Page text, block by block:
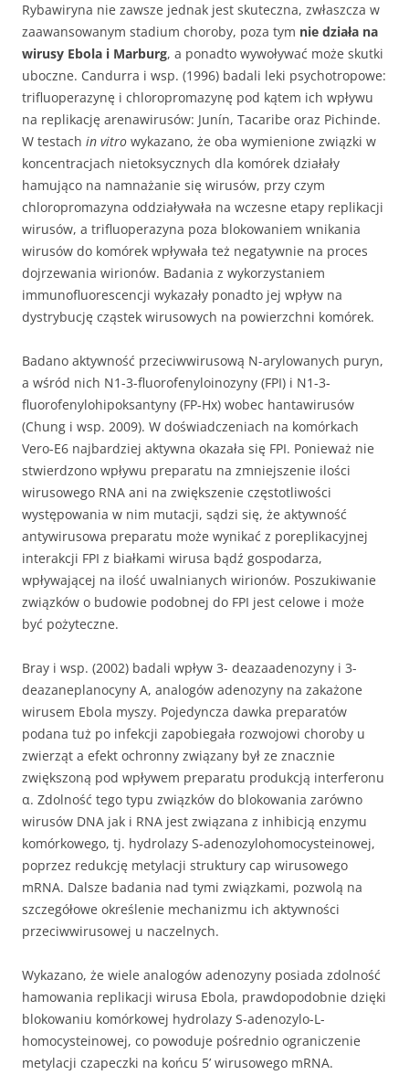
Rybawiryna nie zawsze jednak jest skuteczna, zwłaszcza w
zaawansowanym stadium choroby, poza tym nie działa na
wirusy Ebola i Marburg, a ponadto wywoływać może skutki
uboczne. Candurra i wsp. (1996) badali leki psychotropowe:
trifluoperazynę i chloropromazynę pod kątem ich wpływu
na replikację arenawirusów: Junín, Tacaribe oraz Pichinde.
W testach in vitro wykazano, że oba wymienione związki w
koncentracjach nietoksycznych dla komórek działały
hamująco na namnażanie się wirusów, przy czym
chloropromazyna oddziaływała na wczesne etapy replikacji
wirusów, a trifluoperazyna poza blokowaniem wnikania
wirusów do komórek wpływała też negatywnie na proces
dojrzewania wirionów. Badania z wykorzystaniem
immunofluorescencji wykazały ponadto jej wpływ na
dystrybucję cząstek wirusowych na powierzchni komórek.
Badano aktywność przeciwwirusową N-arylowanych puryn,
a wśród nich N1-3-fluorofenyloinozyny (FPI) i N1-3-
fluorofenylohipoksantyny (FP-Hx) wobec hantawirusów
(Chung i wsp. 2009). W doświadczeniach na komórkach
Vero-E6 najbardziej aktywna okazała się FPI. Ponieważ nie
stwierdzono wpływu preparatu na zmniejszenie ilości
wirusowego RNA ani na zwiększenie częstotliwości
występowania w nim mutacji, sądzi się, że aktywność
antywirusowa preparatu może wynikać z poreplikacyjnej
interakcji FPI z białkami wirusa bądź gospodarza,
wpływającej na ilość uwalnianych wirionów. Poszukiwanie
związków o budowie podobnej do FPI jest celowe i może
być pożyteczne.
Bray i wsp. (2002) badali wpływ 3- deazaadenozyny i 3-
deazaneplanocyny A, analogów adenozyny na zakażone
wirusem Ebola myszy. Pojedyncza dawka preparatów
podana tuż po infekcji zapobiegała rozwojowi choroby u
zwierząt a efekt ochronny związany był ze znacznie
zwiększoną pod wpływem preparatu produkcją interferonu
α. Zdolność tego typu związków do blokowania zarówno
wirusów DNA jak i RNA jest związana z inhibicją enzymu
komórkowego, tj. hydrolazy S-adenozylohomocysteinowej,
poprzez redukcję metylacji struktury cap wirusowego
mRNA. Dalsze badania nad tymi związkami, pozwolą na
szczegółowe określenie mechanizmu ich aktywności
przeciwwirusowej u naczelnych.
Wykazano, że wiele analogów adenozyny posiada zdolność
hamowania replikacji wirusa Ebola, prawdopodobnie dzięki
blokowaniu komórkowej hydrolazy S-adenozylo-L-
homocysteinowej, co powoduje pośrednio ograniczenie
metylacji czapeczki na końcu 5’ wirusowego mRNA.